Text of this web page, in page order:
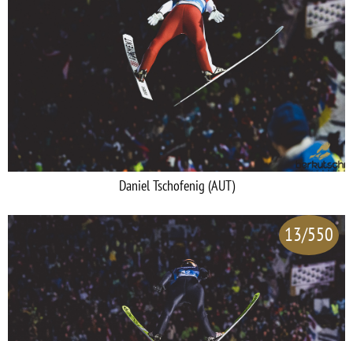
Daniel Tschofenig (AUT)
13/550